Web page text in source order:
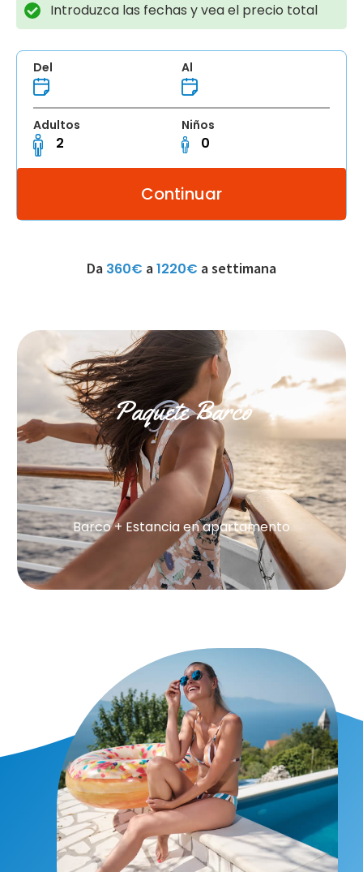
Introduzca las fechas y vea el precio total
Del Al
Adultos Niños
Da 360€ a1220€ a settimana
Paquete Barco
Barco + Estancia en apartamento